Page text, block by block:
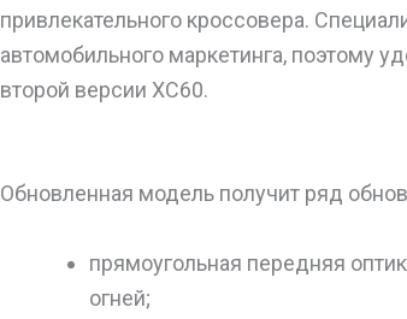
привлекательного кроссовера.
автомобильного маркетинга, поэтому
второй версии XC60.
Обновленная модель получит ряд
прямоугольная передняя
огней;